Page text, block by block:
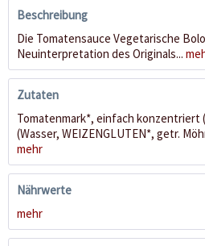
Beschreibung
Die Tomatensauce Vegetarische
Neuinterpretation des Originals...
Zutaten
Tomatenmark*, einfach konzentriert
(Wasser, WEIZENGLUTEN*, getr.
mehr
Nährwerte
mehr